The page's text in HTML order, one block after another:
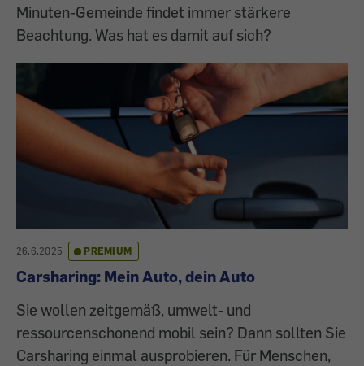
Minuten-Gemeinde findet immer stärkere
Beachtung. Was hat es damit auf sich?
26.6.2025 PREMIUM
Carsharing: Mein Auto, dein Auto
Sie wollen zeitgemäß, umwelt- und
ressourcenschonend mobil sein? Dann sollten Sie
Carsharing einmal ausprobieren. Für Menschen,